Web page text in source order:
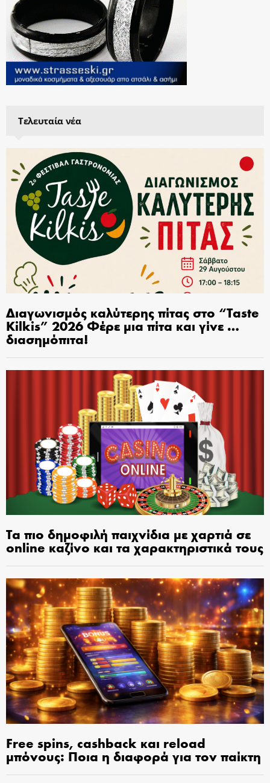
Τελευταία νέα
Διαγωνισμός καλύτερης πίτας στο “Taste
Kilkis” 2026 Φέρε μια πίτα και γίνε …
διασημόπιτα!
Τα πιο δημοφιλή παιχνίδια με χαρτιά σε
online καζίνο και τα χαρακτηριστικά τους
Free spins, cashback και reload
μπόνους: Ποια η διαφορά για τον παίκτη